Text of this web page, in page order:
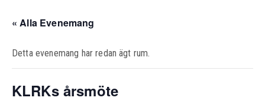
« Alla Evenemang
Detta evenemang har redan ägt rum.
KLRKs årsmöte